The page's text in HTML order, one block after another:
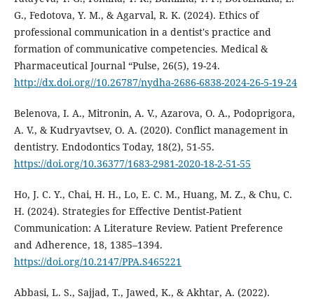
G., Fedotova, Y. M., & Agarval, R. K. (2024). Ethics of
professional communication in a dentist's practice and
formation of communicative competencies. Medical &
Pharmaceutical Journal “Pulse, 26(5), 19-24.
http://dx.doi.org//10.26787/nydha-2686-6838-2024-26-5-19-24
Belenova, I. A., Mitronin, A. V., Azarova, O. A., Podoprigora,
A. V., & Kudryavtsev, O. A. (2020). Conflict management in
dentistry. Endodontics Today, 18(2), 51-55.
https://doi.org/10.36377/1683-2981-2020-18-2-51-55
Ho, J. C. Y., Chai, H. H., Lo, E. C. M., Huang, M. Z., & Chu, C.
H. (2024). Strategies for Effective Dentist-Patient
Communication: A Literature Review. Patient Preference
and Adherence, 18, 1385–1394.
https://doi.org/10.2147/PPA.S465221
Abbasi, L. S., Sajjad, T., Jawed, K., & Akhtar, A. (2022).